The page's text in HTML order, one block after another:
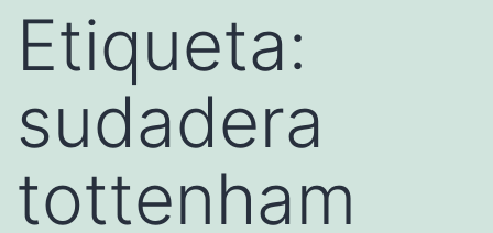
Etiqueta:
sudadera
tottenham